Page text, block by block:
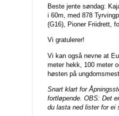
Beste jente søndag:
i 60m, med 878
(G16), Pioner Friidrett,
Vi gratulerer!
Vi kan også nevne at
meter hekk, 100 meter
høsten på
Snart klart for
fortløpende. OBS: Det
du lasta ned lister for